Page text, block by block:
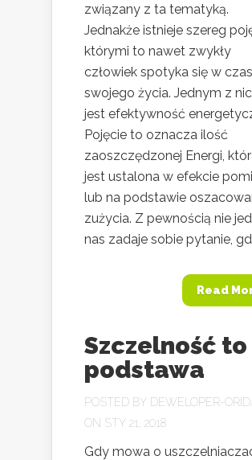
związany z ta tematyką.
Jednakże istnieje szereg
którymi to nawet zwykły
człowiek spotyka się w
swojego życia. Jednym z
jest efektywność
Pojęcie to oznacza ilość
zaoszczędzonej Energi,
jest ustalona w efekcie
lub na podstawie
zużycia. Z pewnością nie
nas zadaje sobie pytanie,
Read
Szczelność to
podstawa
POSTED BY DEWELOPER-
ON STY 21, 2018
Gdy mowa o